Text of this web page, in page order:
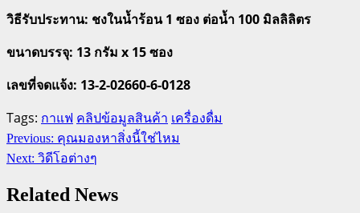
วิธีรับประทาน: ชงในน้ำร้อน 1 ซอง ต่อน้ำ 100 มิลลิลิตร
ขนาดบรรจุ: 13 กรัม x 15 ซอง
เลขที่จดแจ้ง: 13-2-02660-6-0128
Tags: กาแฟ คลิปข้อมูลสินค้า เครื่องดื่ม
Continue
Reading
Previous: คุณมองหาสิ่งนี้ใช่ไหม
Next: วิดีโอต่างๆ
Related News